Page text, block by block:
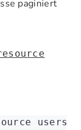
paginiert
users